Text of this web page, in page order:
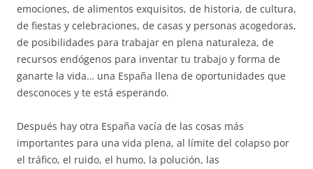
emociones, de alimentos exquisitos, de historia, de cultura,
de fiestas y celebraciones, de casas y personas acogedoras,
de posibilidades para trabajar en plena naturaleza, de
recursos endógenos para inventar tu trabajo y forma de
ganarte la vida… una España llena de oportunidades que
desconoces y te está esperando.
Después hay otra España vacía de las cosas más
importantes para una vida plena, al límite del colapso por
el tráfico, el ruido, el humo, la polución, las